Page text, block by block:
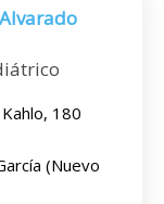
180
(Nuevo